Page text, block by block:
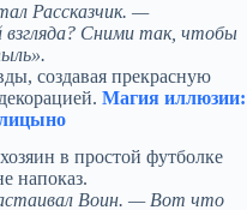
Рассказчик. —
взгляда? Сними так, чтобы
создавая прекрасную
Магия иллюзии:
в простой футболке
напоказ.
Воин. — Вот что